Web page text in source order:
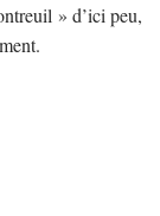
» d’ici peu,